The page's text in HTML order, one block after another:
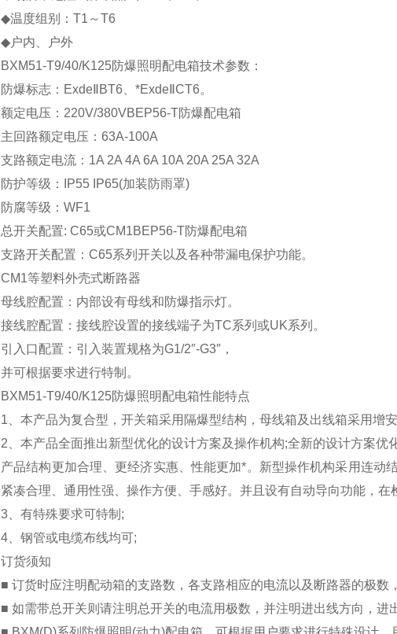
◆温度组别：T1～T6
◆户内、户外
BXM51-T9/40/K125防爆照明配电箱技术参数：
防爆标志：ExdeⅡBT6、*ExdeⅡCT6。
额定电压：220V/380VBEP56-T防爆配电箱
主回路额定电压：63A-100A
支路额定电流：1A 2A 4A 6A 10A 20A 25A 32A
防护等级：IP55 IP65(加装防雨罩)
防腐等级：WF1
总开关配置: C65或CM1BEP56-T防爆配电箱
支路开关配置：C65系列开关以及各种带漏电保护功能。
CM1等塑料外壳式断路器
母线腔配置：内部设有母线和防爆指示灯。
接线腔配置：接线腔设置的接线端子为TC系列或UK系列。
引入口配置：引入装置规格为G1/2″-G3″，
并可根据要求进行特制。
BXM51-T9/40/K125防爆照明配电箱性能特点
1、本产品为复合型，开关箱采用隔爆型结构，母线箱及出线箱采用增
2、本产品全面推出新型优化的设计方案及操作机构;全新的设计方案
产品结构更加合理、更经济实惠、性能更加*。新型操作机构采用连动
紧凑合理、通用性强、操作方便、手感好。并且设有自动导向功能，在
3、有特殊要求可特制;
4、钢管或电缆布线均可;
订货须知
■ 订货时应注明配动箱的支路数，各支路相应的电流以及断路器的极数
■ 如需带总开关则请注明总开关的电流用极数，并注明进出线方向，进